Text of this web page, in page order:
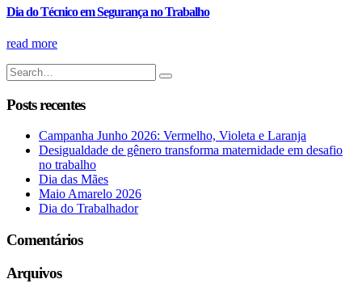
Dia do Técnico em Segurança no Trabalho
read more
Posts recentes
Campanha Junho 2026: Vermelho, Violeta e Laranja
Desigualdade de gênero transforma maternidade em desafio
no trabalho
Dia das Mães
Maio Amarelo 2026
Dia do Trabalhador
Comentários
Arquivos